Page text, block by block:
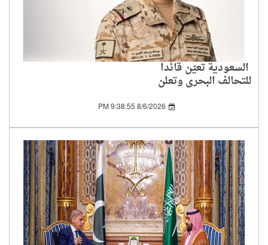
السعودية تعيّن قائدا
للتحالف البحري وتعلن
8/6/2026 9:38:55 PM